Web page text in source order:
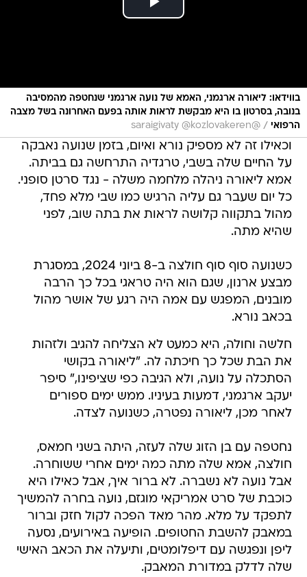
בווידאו: ליאורה ארגמני, האמא של נועה ארגמני שנחטפה מהמסיבה
בנובה, בסרטון בו היא מבקשת לראות אותה בפעם האחרונה בשל מצבה
הרפואי /
@saraigivaty @kozlovakeren
וכאילו זה לא מספיק נורא ואיום, בזמן שנועה נאבקה
על החיים שלה בשבי, טרגדיה התרחשה גם בביתה.
אמא ליאורה ניהלה מלחמה משלה - נגד סרטן סופני.
כל יום שעבר גם עליה הרגיש כמו שבי מלא פחד,
מהול בתקווה קלושה לראות את בתה שוב, לפני
שהיא מתה.
כשנועה סוף סוף חולצה ב-8 ביוני 2024, במסגרת
מבצע ארנון, שגם הוא היה טראגי בכל כך הרבה
מובנים, המפגש עם אמה היה רגע של אושר מהול
בכאב נורא.
חלשה וחולה, היא כמעט לא הצליחה להגיב ולזהות
את הבת שכל כך חיכתה לה. "ליאורה בקושי
הסתכלה על נועה, ולא הגיבה כפי שציפינו," סיפר
יעקב ארגמני, דמעות בעיניו. ממש ימים ספורים
לאחר מכן, ליאורה נפטרה, כשנועה לצדה.
נחטפה עם בן הזוג שלה לעזה, היתה בשני חמאס,
חולצה, אמא שלה מתה כמה ימים אחרי ששוחרה.
אבל נועה לא נשברה. לא ברור איך, אבל כאילו היא
כוכבת של סרט אמריקאי מוגזם, נועה בחרה להמשיך
לתפקד על מלא. מהר מאד הפכה לקול חזק וברור
במאבק להשבת החטופים. הופיעה באירועים, נסעה
ליפן ונפגשה עם דיפלומטים, ותיעלה את הכאב האישי
שלה לדלק במדורת המאבק.